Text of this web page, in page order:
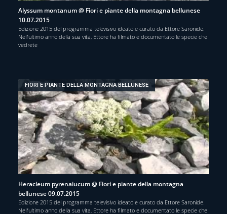
Alyssum montanum @ Fiori e piante della montagna bellunese
10.07.2015
Edizione 2015 del programma televisivo ideato e curato da Ettore Saronide.
Nell’ultimo anno della sua vita, Ettore ha filmato e documentato le specie che
vedrete
FIORI E PIANTE DELLA MONTAGNA BELLUNESE
Heracleum pyrenaiucum @ Fiori e piante della montagna
bellunese 09.07.2015
Edizione 2015 del programma televisivo ideato e curato da Ettore Saronide.
Nell’ultimo anno della sua vita, Ettore ha filmato e documentato le specie che